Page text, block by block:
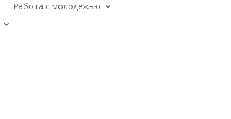
Работа с молодежью